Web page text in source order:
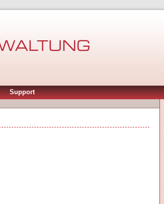
Support